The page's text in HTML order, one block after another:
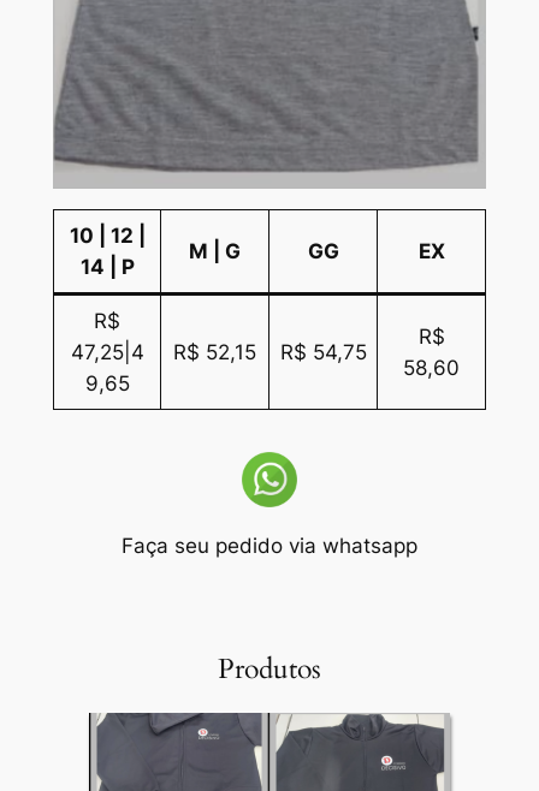
10 | 12 |
14 | P
M | G GG EX
R$
47,25|4
9,65
R$ 52,15 R$ 54,75
R$
58,60
Faça seu pedido via whatsapp
Produtos